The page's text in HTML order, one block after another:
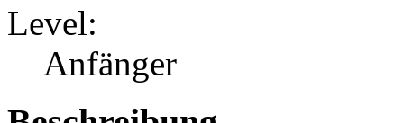
Level:
Anfänger